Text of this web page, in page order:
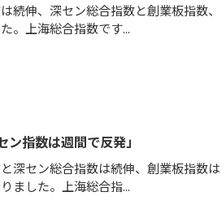
続伸、深セン総合指数と創業板指数、
。上海総合指数です...
ン指数は週間で反発」
深セン総合指数は続伸、創業板指数は
ました。上海総合指...